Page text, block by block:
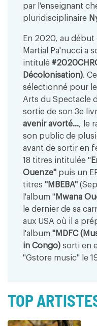
par l'enseignant
pluridisciplinaire
En 2020, au début
Martial Pa'nucci a
intitulé
Décolonisation).
sélectionné pour
Arts du Spectacle
sortie de son 3e
avenir avorté..., le
son public de
avant de sortir en
18 titres intitulée "
Ouenze" puis un
titres "MBEBA"
l'album " Mwana
le dernier de sa
aux USA où il a
l'album "MDFC
in Congo) sorti en
"Gstore music" le
TOP